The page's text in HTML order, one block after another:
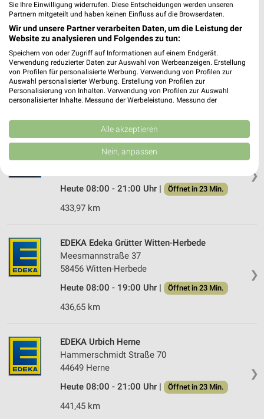
Heute 08:00 - 21:00 Uhr | Öffnet in 23 Min.
433,95 km
EDEKA Grütter Witten-Herbede
Wittener Straße 12
58456 Witten-Herbede
❯
EDEKA Bertram Witten
Haldenweg 3
Heute 08:00 - 21:00 Uhr |
Öffnet in 23 Min.
433,97 km
❯
EDEKA Edeka Grütter Witten-Herbede
Meesmannstraße 37
58456 Witten-Herbede
Heute 08:00 - 19:00 Uhr |
Öffnet in 23 Min.
436,65 km
❯
EDEKA Urbich Herne
Hammerschmidt Straße 70
44649 Herne
Heute 08:00 - 21:00 Uhr |
Öffnet in 23 Min.
441,45 km
Sie Ihre Einwilligung widerrufen. Diese Entscheidungen werden unseren
Partnern mitgeteilt und haben keinen Einfluss auf die Browserdaten.
Wir und unsere Partner verarbeiten Daten, um die Leistung der
Website zu analysieren und Folgendes zu tun:
Speichern von oder Zugriff auf Informationen auf einem Endgerät.
Verwendung reduzierter Daten zur Auswahl von Werbeanzeigen. Erstellung
von Profilen für personalisierte Werbung. Verwendung von Profilen zur
Auswahl personalisierter Werbung. Erstellung von Profilen zur
Personalisierung von Inhalten. Verwendung von Profilen zur Auswahl
personalisierter Inhalte. Messung der Werbeleistung. Messung der
Kombinationen von Daten aus verschiedenen Quellen. Entwicklung und
Verbesserung der Angebote. Verwendung reduzierter Daten zur Auswahl
von Inhalten.
Daten können außerhalb der Europäischen Union weitergegeben und in die
USA gesendet werden.
Website/App.
Partnerliste anzeigen (1 IAB-Anbieter)
Wir nutzen Ihre Daten für folgende Zwecke:
Speichern von oder Zugriff auf Informationen
auf einem Endgerät
Verwendung reduzierter Daten zur Auswahl von
Werbeanzeigen
Erstellung von Profilen für personalisierte
Verwendung von Profilen zur Auswahl
personalisierter Werbung
Erstellung von Profilen zur Personalisierung
von Inhalten
Verwendung von Profilen zur Auswahl
Alle akzeptieren
Nein, anpassen